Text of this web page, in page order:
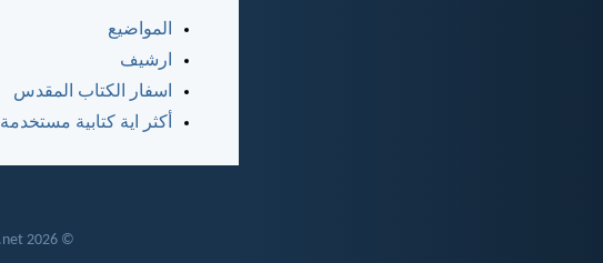
المواضيع
ارشيف
اسفار الكتاب المقدس
أكثر اية كتابية مستخدمة
© 2026 DailyVerses.net ترجم الموقع الى اللغة العربية الاخ وليد الاسعد